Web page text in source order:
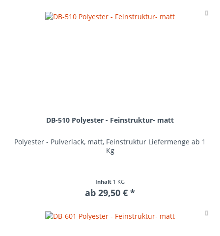
DB-510 Polyester - Feinstruktur- matt
Polyester - Pulverlack, matt, Feinstruktur Liefermenge ab 1
Kg
Inhalt 1 KG
ab 29,50 € *